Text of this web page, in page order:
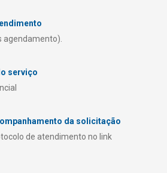
agendamento).
serviço
da solicitação
de atendimento no link